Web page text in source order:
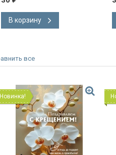
В корзину
Новинка!